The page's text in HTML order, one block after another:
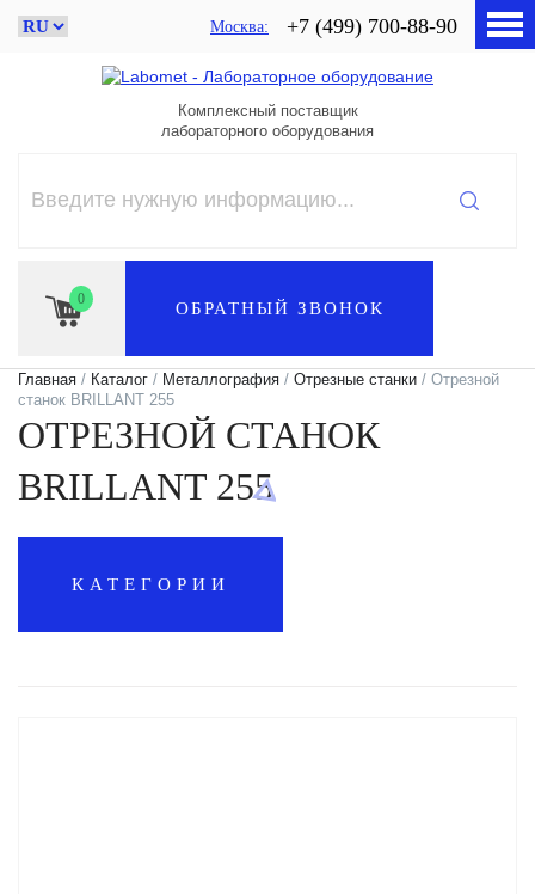
Москва +7 (499) 700-88-90
Комплексный поставщик
лабораторного оборудования
0 ОБРАТНЫЙ ЗВОНОК
Главная / Каталог / Металлография / Отрезные станки / Отрезной
станок BRILLANT 255
ОТРЕЗНОЙ СТАНОК
BRILLANT 255
КАТЕГОРИИ